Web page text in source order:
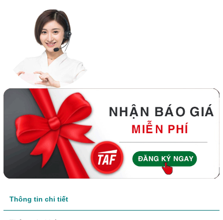
Thông tin chi tiết